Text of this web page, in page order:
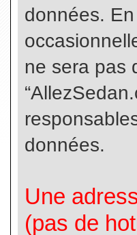
données.
ne sera pas
données.
Une
(pas de